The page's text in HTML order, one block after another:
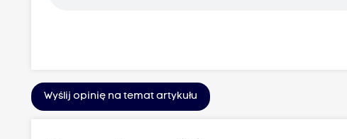
Wyślij opinię na temat artykułu